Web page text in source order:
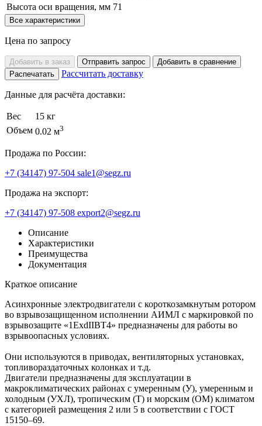
Высота оси вращения, мм 71
Все характеристики
Цена по запросу
Добавить в заказ Отправить запрос
Добавить в сравнение
Распечатать
Рассчитать доставку
Данные для расчёта доставки:
Вес
15 кг
Объем 0.02 м3
Продажа по России:
+7 (34147) 97-504 sale1@segz.ru
Продажа на экспорт:
+7 (34147) 97-508 export2@segz.ru
Описание
Характеристики
Преимущества
Документация
Краткое описание
Асинхронные электродвигатели с короткозамкнутым ротором
во взрывозащищенном исполнении АИМЛ с маркировкой по
взрывозащите «1ExdIIBT4» предназначены для работы во
взрывоопасных условиях.
Они используются в приводах, вентиляторных установках,
топливораздаточных колонках и т.д.
Двигатели предназначены для эксплуатации в
макроклиматических районах с умеренным (У), умеренным и
холодным (УХЛ), тропическим (Т) и морским (ОМ) климатом
с категорией размещения 2 или 5 в соответствии с ГОСТ
15150–69.